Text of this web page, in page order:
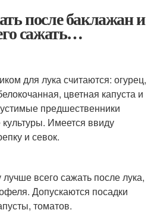
после баклажан и
сажать…
для лука считаются: огурец,
цветная капуста и
предшественники
Имеется ввиду
и севок.
лучше всего сажать после лука,
Допускаются посадки
томатов.